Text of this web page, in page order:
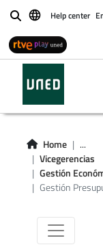
BuscarHelp center
Home
...
Vicegerencias
Gestión
Gestión